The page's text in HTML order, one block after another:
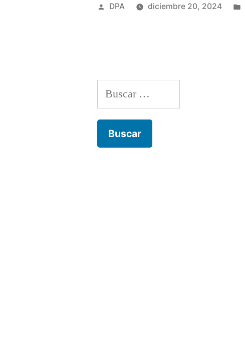
Publicado
DPA diciembre 20, 2024
Buscar: